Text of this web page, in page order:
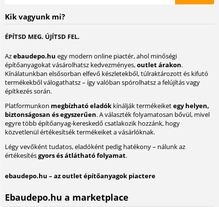
Kik vagyunk mi?
ÉPÍTSD MEG. ÚJÍTSD FEL.
Azebaudepo.hu egy modern online piactér, ahol minőségi
építőanyagokat vásárolhatsz kedvezményes,outlet árakon.
Kínálatunkban elsősorban elfevő készletekből, túlraktározott és kifutó
termékekből válogathatsz – így valóban spórolhatsz a felújítás vagy
építkezés során.
Platformunkon megbízható eladók kínálják termékeiketegy helyen,
biztonságosan és egyszerűen. A választék folyamatosan bővül, mivel
egyre több építőanyag-kereskedő csatlakozik hozzánk, hogy
közvetlenül értékesítsék termékeiket a vásárlóknak.
Légy vevőként tudatos, eladóként pedig hatékony – nálunk az
értékesítésgyors és átlátható folyamat.
ebaudepo.hu – az outlet építőanyagok piactere
Ebaudepo.hu a marketplace